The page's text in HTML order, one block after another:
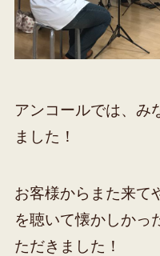
アンコールでは、み
ました！
お客様からまた来て
を聴いて懐かしかっ
ただきました！